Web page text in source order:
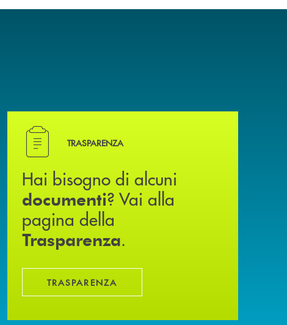
Hai bisogno di alcuni documenti ? Vai alla pagina della
TRASPARENZA
Hai bisogno di alcuni
documenti? Vai alla
pagina della
Trasparenza.
TRASPARENZA